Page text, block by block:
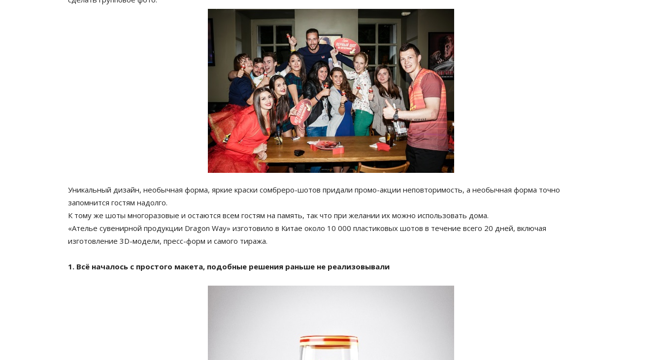
Уникальный дизайн, необычная форма, яркие краски сомбреро-шотов придали промо-акции неповторимость, а необычная форма точно
запомнится гостям надолго.
К тому же шоты многоразовые и остаются всем гостям на память, так что при желании их можно использовать дома.
«Ателье сувенирной продукции Dragon Way» изготовило в Китае около 10 000 пластиковых шотов в течение всего 20 дней, включая
изготовление 3D-модели, пресс-форм и самого тиража.
1. Всё началось с простого макета, подобные решения раньше не реализовывали